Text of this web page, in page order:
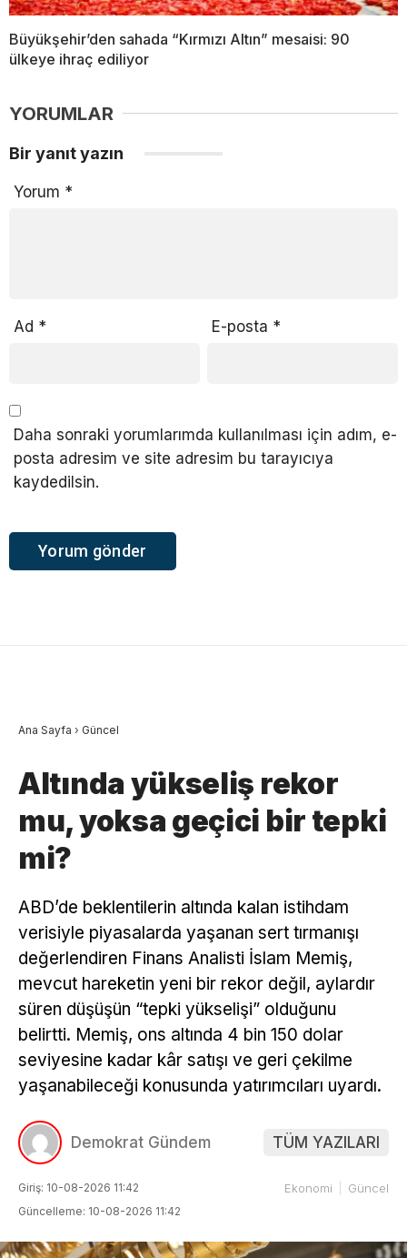
Büyükşehir’den sahada “Kırmızı Altın” mesaisi: 90
ülkeye ihraç ediliyor
YORUMLAR
Bir yanıt yazın
Yorum *
Ad * E-posta *
Daha sonraki yorumlarımda kullanılması için adım, e-
posta adresim ve site adresim bu tarayıcıya
kaydedilsin.
Ana Sayfa › Güncel
Altında yükseliş rekor
mu, yoksa geçici bir tepki
mi?
ABD’de beklentilerin altında kalan istihdam
verisiyle piyasalarda yaşanan sert tırmanışı
değerlendiren Finans Analisti İslam Memiş,
mevcut hareketin yeni bir rekor değil, aylardır
süren düşüşün “tepki yükselişi” olduğunu
belirtti. Memiş, ons altında 4 bin 150 dolar
seviyesine kadar kâr satışı ve geri çekilme
yaşanabileceği konusunda yatırımcıları uyardı.
Demokrat Gündem TÜM YAZILARI
Giriş: 10-08-2026 11:42
Güncelleme: 10-08-2026 11:42
Ekonomi Güncel